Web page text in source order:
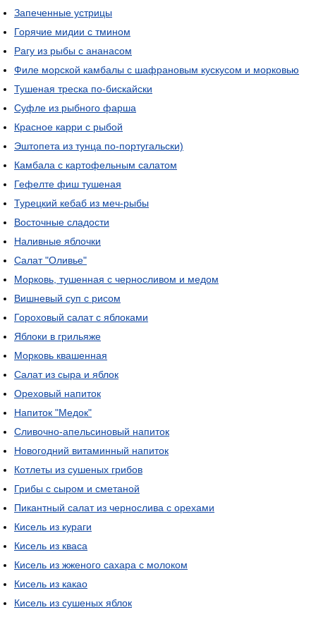
Запеченные устрицы
Горячие мидии с тмином
Рагу из рыбы с ананасом
Филе морской камбалы с шафрановым кускусом и морковью
Тушеная треска по-бискайски
Суфле из рыбного фарша
Красное карри с рыбой
Эштопета из тунца по-португальски)
Камбала с картофельным салатом
Гефелте фиш тушеная
Турецкий кебаб из меч-рыбы
Восточные сладости
Наливные яблочки
Салат "Оливье"
Морковь, тушенная с черносливом и медом
Вишневый суп с рисом
Гороховый салат с яблоками
Яблоки в грильяже
Морковь квашенная
Салат из сыра и яблок
Ореховый напиток
Напиток "Медок"
Сливочно-апельсиновый напиток
Новогодний витаминный напиток
Котлеты из сушеных грибов
Грибы с сыром и сметаной
Пикантный салат из чернослива с орехами
Кисель из кураги
Кисель из кваса
Кисель из жженого сахара с молоком
Кисель из какао
Кисель из сушеных яблок